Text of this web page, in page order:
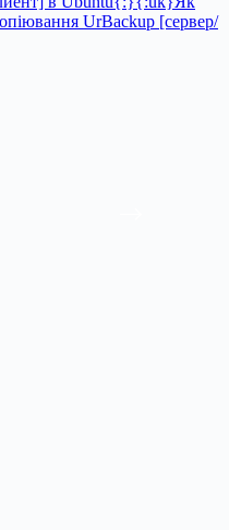
UrBackup [сервер/